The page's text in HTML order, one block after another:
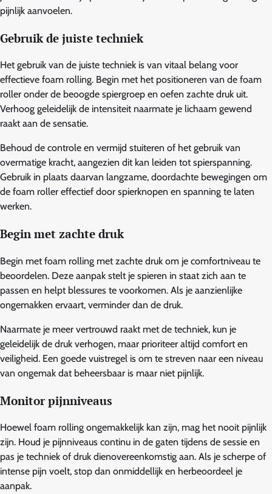
pijnlijk aanvoelen.
Gebruik de juiste techniek
Het gebruik van de juiste techniek is van vitaal belang voor
effectieve foam rolling. Begin met het positioneren van de foam
roller onder de beoogde spiergroep en oefen zachte druk uit.
Verhoog geleidelijk de intensiteit naarmate je lichaam gewend
raakt aan de sensatie.
Behoud de controle en vermijd stuiteren of het gebruik van
overmatige kracht, aangezien dit kan leiden tot spierspanning.
Gebruik in plaats daarvan langzame, doordachte bewegingen om
de foam roller effectief door spierknopen en spanning te laten
werken.
Begin met zachte druk
Begin met foam rolling met zachte druk om je comfortniveau te
beoordelen. Deze aanpak stelt je spieren in staat zich aan te
passen en helpt blessures te voorkomen. Als je aanzienlijke
ongemakken ervaart, verminder dan de druk.
Naarmate je meer vertrouwd raakt met de techniek, kun je
geleidelijk de druk verhogen, maar prioriteer altijd comfort en
veiligheid. Een goede vuistregel is om te streven naar een niveau
van ongemak dat beheersbaar is maar niet pijnlijk.
Monitor pijnniveaus
Hoewel foam rolling ongemakkelijk kan zijn, mag het nooit pijnlijk
zijn. Houd je pijnniveaus continu in de gaten tijdens de sessie en
pas je techniek of druk dienovereenkomstig aan. Als je scherpe of
intense pijn voelt, stop dan onmiddellijk en herbeoordeel je
aanpak.